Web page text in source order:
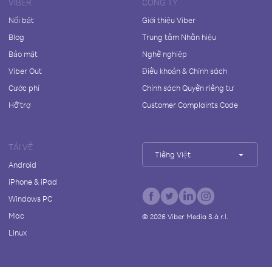
VIBER
Nổi bật
Blog
Bảo mật
Viber Out
Cước phí
Hỗ trợ
CÔNG TY
Giới thiệu Viber
Trung tâm Nhãn hiệu
Nghề nghiệp
Điều khoản & Chính sách
Chính sách Quyền riêng tư
Customer Complaints Code
TẢI VỀ
Android
iPhone & iPad
Windows PC
Mac
Linux
Tiếng Việt
© 2026Viber Media S.à r.l.